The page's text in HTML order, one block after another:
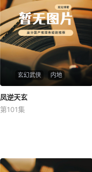
玄幻武侠 内地
凤逆天玄
未知
凤逆天玄
第101集